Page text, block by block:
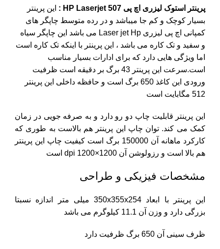
پرینتر استوک لیزری اچ پی HP Laserjet 507 :
این پرینتر
بسیار کوچک و کم جا میباشد و در رده متوسط چاپگر های
کمپانی اچ پی
لیزری Laser jet Hp می باشد این چاپگر سیاه
و سفید و تک کاره می باشد ، این پرینتر با اینکه تک کاره است
اما ویژگی هایی دارد که برای ادارات بسیار مناسب
است.سرعت این پرینتر 43 برگ بر دقیقه است
ظرفیت
ورودی این کاغذ 650 برگ است و حافظه داخلی این پرینتر
512 مگابایت است
این پرینتر قابلیت چاپ دو رو دارد و به صرفه جویی در زمان
کمک می کند. توان چاپ این پرینتر هم بالاست به طوری که
کارکرد ماهانه آن 150000 برگ است
کیفیت چاپ این پرینتر
هم بالا است و رزولوشن آن 1200×1200 dpi است
مشخصات فیزیکی و طراحی
این پرینتر با ابعاد 350x355x254 میلی متر اندازه نسبتا
بزرگی دارد و وزن آن 11.1 کیلوگرم می باشد
ظرف سینی آن 650 برگ ظرفیت دارد